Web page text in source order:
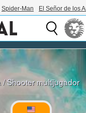
Spider-Man El Señor de los
/Shooter multijugador